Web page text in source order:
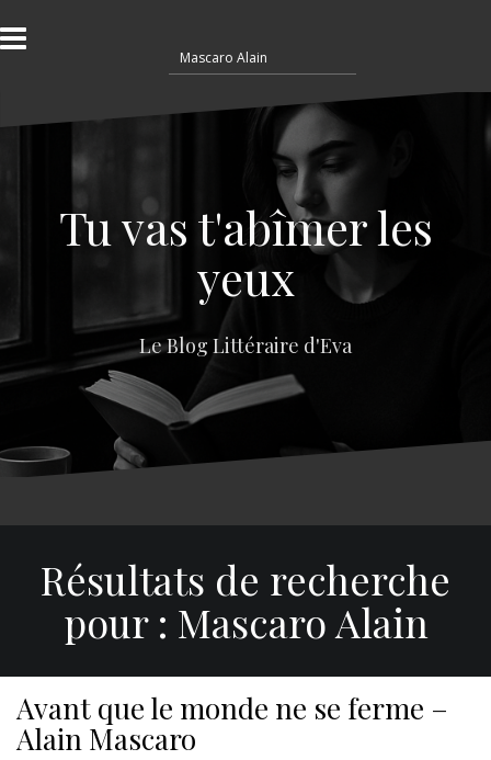
l
a
e
e
Tu vas t'abîmer les
yeux
Le Blog Littéraire d'Eva
Résultats de recherche
pour : Mascaro Alain
Avant que le monde ne se ferme –
Alain Mascaro